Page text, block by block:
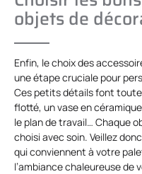
objets de
Enfin, le choix des
une étape cruciale pour
Ces petits détails font
flotté, un vase en
le plan de travail… Chaque
choisi avec soin. Veillez
qui conviennent à votre
l’ambiance chaleureuse de